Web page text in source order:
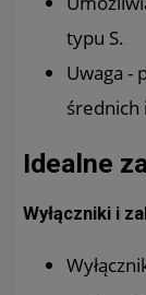
typu S.
Uwaga -
średnich
Idealne
Wyłączniki i